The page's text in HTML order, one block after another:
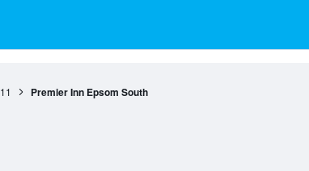
11 Premier Inn Epsom South